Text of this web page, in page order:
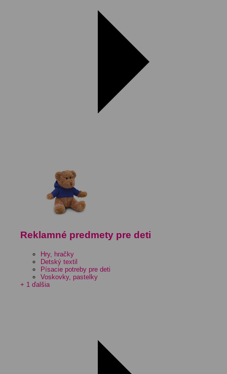
Reklamné predmety pre deti
Hry, hračky
Detský textil
Písacie potreby pre deti
Voskovky, pastelky
+ 1 ďalšia